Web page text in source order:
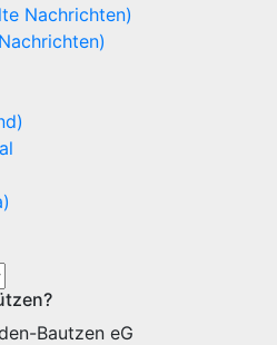
Nachrichten)
Bautzen eG